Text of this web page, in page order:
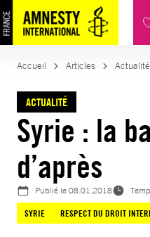
Aller
au
contenu
Accueil Articles
ACTUALITÉ
Syrie : la
d’après
Publié le08.01.2018
SYRIE
RESPECT DU DROIT